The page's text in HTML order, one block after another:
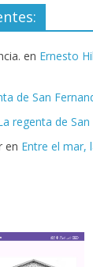
en Ernesto
de San
regenta de
en Entre el mar,